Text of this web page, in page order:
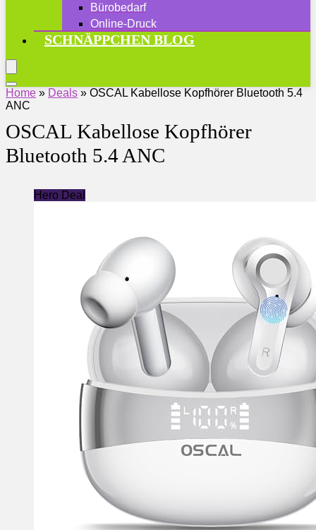
Bürobedarf
Online-Druck
SCHNÄPPCHEN BLOG
Home » Deals » OSCAL Kabellose Kopfhörer Bluetooth 5.4
ANC
OSCAL Kabellose Kopfhörer
Bluetooth 5.4 ANC
Hero Deal